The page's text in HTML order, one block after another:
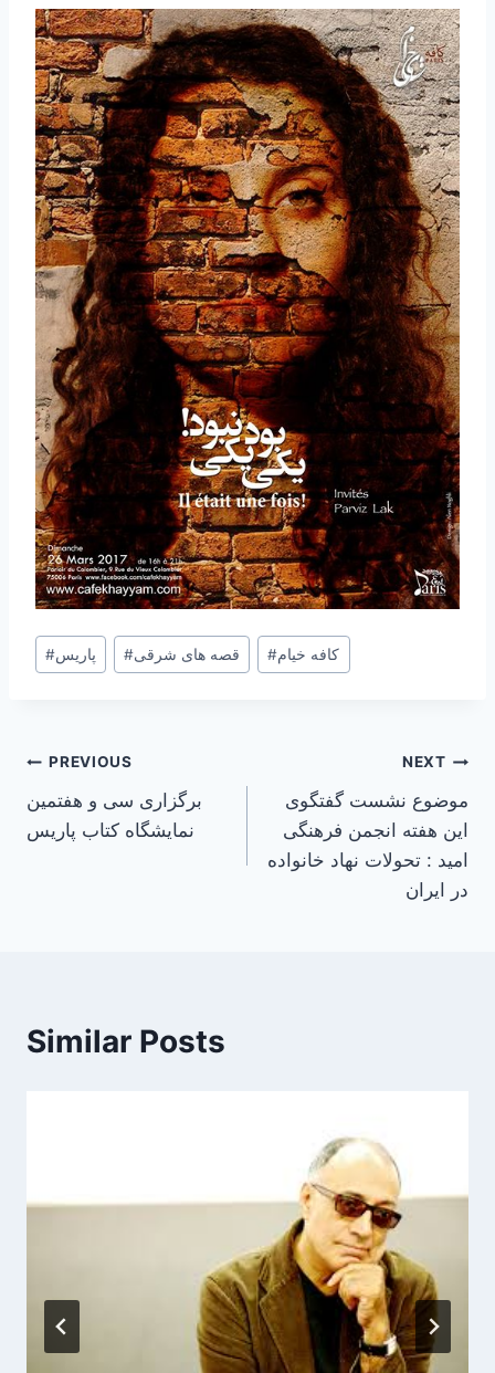
Post
Tags:
#پاریس #قصه های شرقی #کافه خیام
Post
navigation
PREVIOUS
برگزاری سی و هفتمین
نمایشگاه کتاب پاریس
NEXT
موضوع نشست گفتگوی
این هفته انجمن فرهنگی
امید : تحولات نهاد خانواده
در ایران
Similar Posts